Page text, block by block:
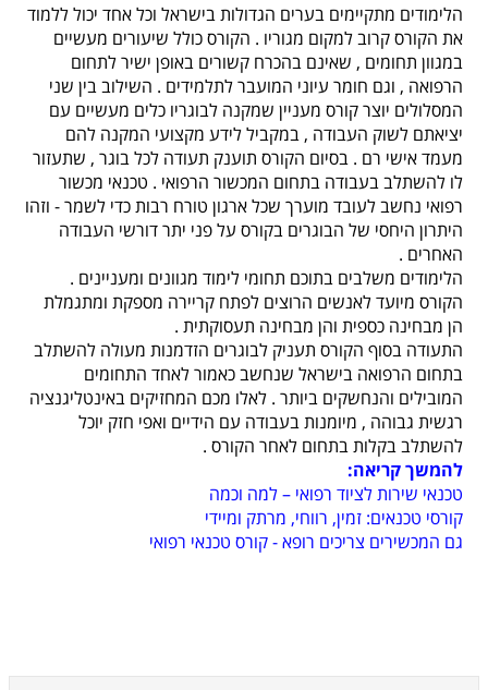
הלימודים מתקיימים בערים הגדולות בישראל וכל אחד יכול ללמוד
את הקורס קרוב למקום מגוריו . הקורס כולל שיעורים מעשיים
במגוון תחומים , שאינם בהכרח קשורים באופן ישיר לתחום
הרפואה , וגם חומר עיוני המועבר לתלמידים . השילוב בין שני
המסלולים יוצר קורס מעניין שמקנה לבוגריו כלים מעשיים עם
יציאתם לשוק העבודה , במקביל לידע מקצועי המקנה להם
מעמד אישי רם . בסיום הקורס תוענק תעודה לכל בוגר , שתעזור
לו להשתלב בעבודה בתחום המכשור הרפואי . טכנאי מכשור
רפואי נחשב לעובד מוערך שכל ארגון טורח רבות כדי לשמר- וזהו
היתרון היחסי של הבוגרים בקורס על פני יתר דורשי העבודה
האחרים .
הלימודים משלבים בתוכם תחומי לימוד מגוונים ומעניינים .
הקורס מיועד לאנשים הרוצים לפתח קריירה מספקת ומתגמלת
הן מבחינה כספית והן מבחינה תעסוקתית .
התעודה בסוף הקורס תעניק לבוגרים הזדמנות מעולה להשתלב
בתחום הרפואה בישראל שנחשב כאמור לאחד התחומים
המובילים והנחשקים ביותר . לאלו מכם המחזיקים באינטליגנציה
רגשית גבוהה , מיומנות בעבודה עם הידיים ואפי חזק יוכל
להשתלב בקלות בתחום לאחר הקורס .
להמשך קריאה:
טכנאי שירות לציוד רפואי – למה וכמה
קורסי טכנאים: זמין, רווחי, מרתק ומיידי
גם המכשירים צריכים רופא - קורס טכנאי רפואי